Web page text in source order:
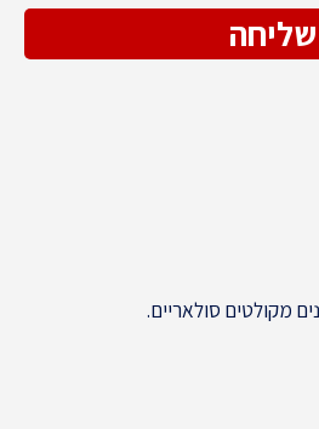
שליחה
מקולטים סולאריים.